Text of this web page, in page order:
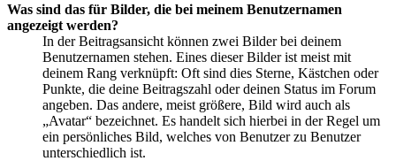
Was sind das für Bilder, die bei meinem Benutzernamen
angezeigt werden?
In der Beitragsansicht können zwei Bilder bei deinem
Benutzernamen stehen. Eines dieser Bilder ist meist mit
deinem Rang verknüpft: Oft sind dies Sterne, Kästchen oder
Punkte, die deine Beitragszahl oder deinen Status im Forum
angeben. Das andere, meist größere, Bild wird auch als
„Avatar“ bezeichnet. Es handelt sich hierbei in der Regel um
ein persönliches Bild, welches von Benutzer zu Benutzer
unterschiedlich ist.